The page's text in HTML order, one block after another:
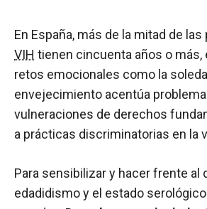
En España, más de la mitad de
VIH tienen cincuenta años o más,
retos emocionales como la
envejecimiento acentúa
vulneraciones de derechos
a prácticas discriminatorias en la
Para sensibilizar y hacer frente al
edadidismo y el estado